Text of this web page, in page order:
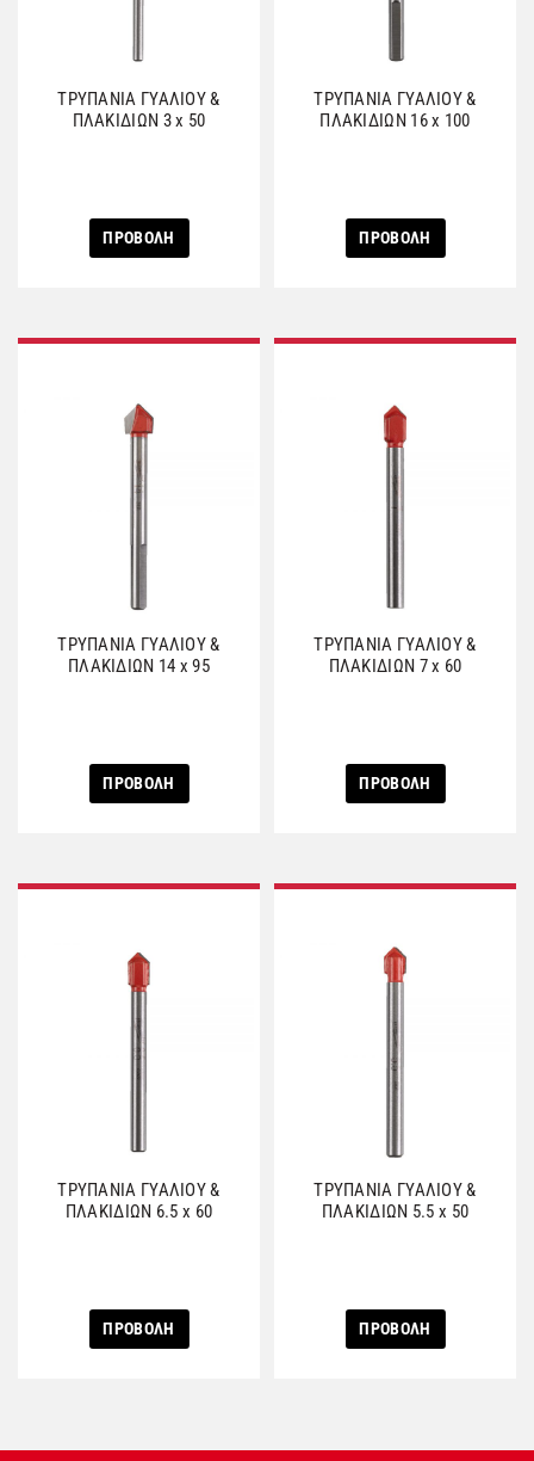
ΤΡΥΠΑΝΙΑ ΓΥΑΛΙΟΥ &
ΠΛΑΚΙΔΙΩΝ 3 x 50
ΠΡΟΒΟΛΗ
ΤΡΥΠΑΝΙΑ ΓΥΑΛΙΟΥ &
ΠΛΑΚΙΔΙΩΝ 16 x 100
ΠΡΟΒΟΛΗ
ΤΡΥΠΑΝΙΑ ΓΥΑΛΙΟΥ &
ΠΛΑΚΙΔΙΩΝ 14 x 95
ΠΡΟΒΟΛΗ
ΤΡΥΠΑΝΙΑ ΓΥΑΛΙΟΥ &
ΠΛΑΚΙΔΙΩΝ 7 x 60
ΠΡΟΒΟΛΗ
ΤΡΥΠΑΝΙΑ ΓΥΑΛΙΟΥ &
ΠΛΑΚΙΔΙΩΝ 6.5 x 60
ΠΡΟΒΟΛΗ
ΤΡΥΠΑΝΙΑ ΓΥΑΛΙΟΥ &
ΠΛΑΚΙΔΙΩΝ 5.5 x 50
ΠΡΟΒΟΛΗ